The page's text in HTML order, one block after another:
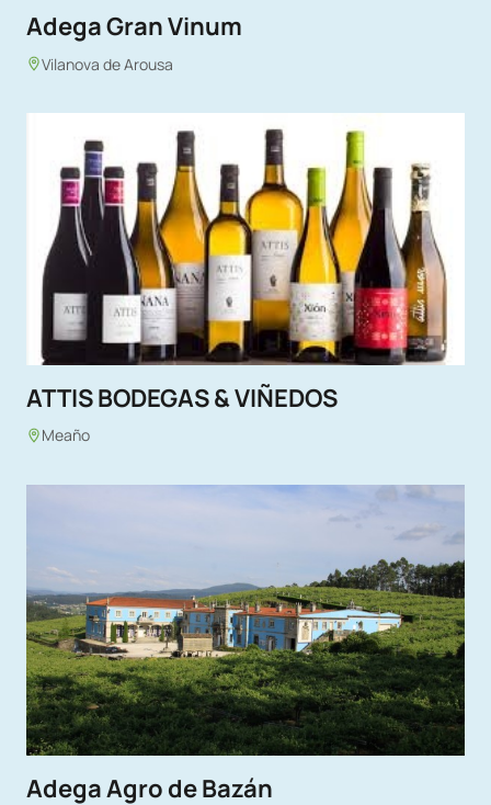
Adega Gran Vinum
Vilanova de Arousa
ATTIS BODEGAS & VIÑEDOS
Meaño
Adega Agro de Bazán